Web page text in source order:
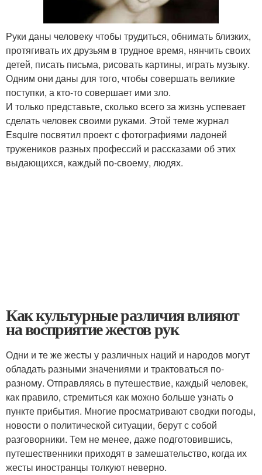
Руки даны человеку чтобы трудиться, обнимать близких,
протягивать их друзьям в трудное время, нянчить своих
детей, писать письма, рисовать картины, играть музыку.
Одним они даны для того, чтобы совершать великие
поступки, а кто-то совершает ими зло.
И только представьте, сколько всего за жизнь успевает
сделать человек своими руками. Этой теме журнал
Еsquire посвятил проект с фотографиями ладоней
тружеников разных профессий и рассказами об этих
выдающихся, каждый по-своему, людях.
Как культурные различия влияют
на восприятие жестов рук
Одни и те же жесты у различных наций и народов могут
обладать разными значениями и трактоваться по-
разному. Отправляясь в путешествие, каждый человек,
как правило, стремиться как можно больше узнать о
пункте прибытия. Многие просматривают сводки погоды,
новости о политической ситуации, берут с собой
разговорники. Тем не менее, даже подготовившись,
путешественники приходят в замешательство, когда их
жесты иностранцы толкуют неверно.